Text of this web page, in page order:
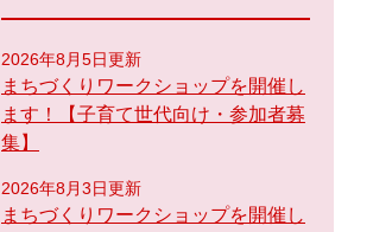
2026年8月5日更新
まちづくりワークショップを開催し
ます！【子育て世代向け・参加者募
集】
2026年8月3日更新
まちづくりワークショップを開催し